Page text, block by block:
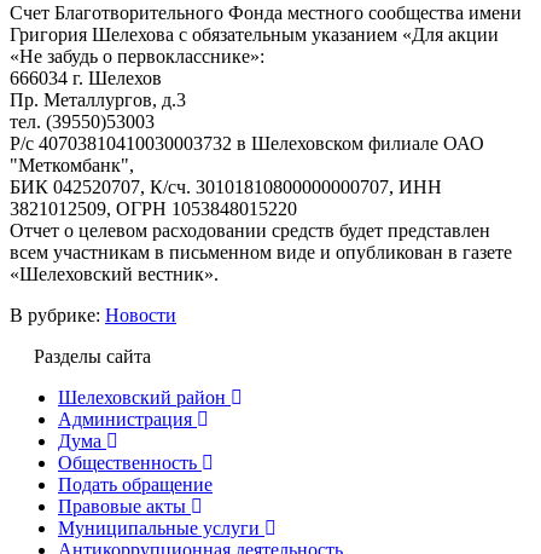
Счет Благотворительного Фонда местного сообщества имени
Григория Шелехова с обязательным указанием «Для акции
«Не забудь о первокласснике»:
666034 г. Шелехов
Пр. Металлургов, д.3
тел. (39550)53003
Р/с 40703810410030003732 в Шелеховском филиале ОАО
"Меткомбанк",
БИК 042520707, К/сч. 30101810800000000707, ИНН
3821012509, ОГРН 1053848015220
Отчет о целевом расходовании средств будет представлен
всем участникам в письменном виде и опубликован в газете
«Шелеховский вестник».
В рубрике: Новости
Разделы сайта
Шелеховский район
Администрация
Дума
Общественность
Подать обращение
Правовые акты
Муниципальные услуги
Антикоррупционная деятельность